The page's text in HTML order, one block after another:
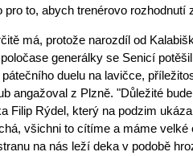
pro to, abych trenérovo rozhodnutí
má, protože narozdíl od
generálky se Senicí
duelu na lavičce,
angažoval z Plzně. "Důležité
Filip Rýdel, který na podzim
všichni to cítíme a máme
na nás leží deka v podobě